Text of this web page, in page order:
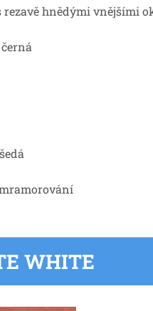
rezavě hnědými vnějšími
šedá
WHITE